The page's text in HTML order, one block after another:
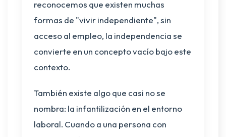
reconocemos que existen muchas
formas de "vivir independiente", sin
acceso al empleo, la independencia se
convierte en un concepto vacío bajo este
contexto.
También existe algo que casi no se
nombra: la infantilización en el entorno
laboral. Cuando a una persona con